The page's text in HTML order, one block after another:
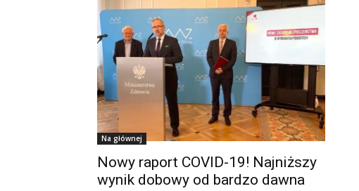
Na głównej
Nowy raport COVID-19! Najniższy
wynik dobowy od bardzo dawna